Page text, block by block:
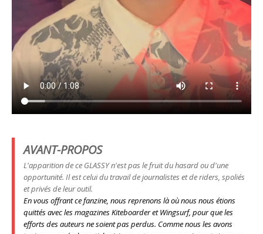
AVANT-PROPOS
L'apparition de ce GLASSY n'est pas le fruit du hasard ou d'une
opportunité. Il est celui du travail de journalistes et de riders, spoliés
et privés de leur outil.
En vous offrant ce fanzine, nous reprenons là où nous nous étions
quittés avec les magazines Kiteboarder et Wingsurf, pour que les
efforts des auteurs ne soient pas perdus. Comme nous les avons